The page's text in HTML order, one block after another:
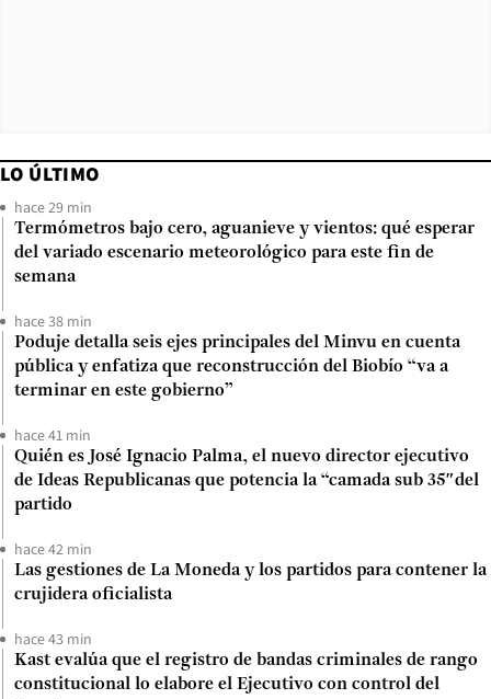
LO ÚLTIMO
hace 29 min
Termómetros bajo cero, aguanieve y vientos: qué esperar
del variado escenario meteorológico para este fin de
semana
hace 38 min
Poduje detalla seis ejes principales del Minvu en cuenta
pública y enfatiza que reconstrucción del Biobío “va a
terminar en este gobierno”
hace 41 min
Quién es José Ignacio Palma, el nuevo director ejecutivo
de Ideas Republicanas que potencia la “camada sub 35″del
partido
hace 42 min
Las gestiones de La Moneda y los partidos para contener la
crujidera oficialista
hace 43 min
Kast evalúa que el registro de bandas criminales de rango
constitucional lo elabore el Ejecutivo con control del